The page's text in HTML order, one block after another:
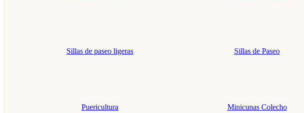
Sillas de paseo ligeras Sillas de Paseo
Puericultura Minicunas Colecho